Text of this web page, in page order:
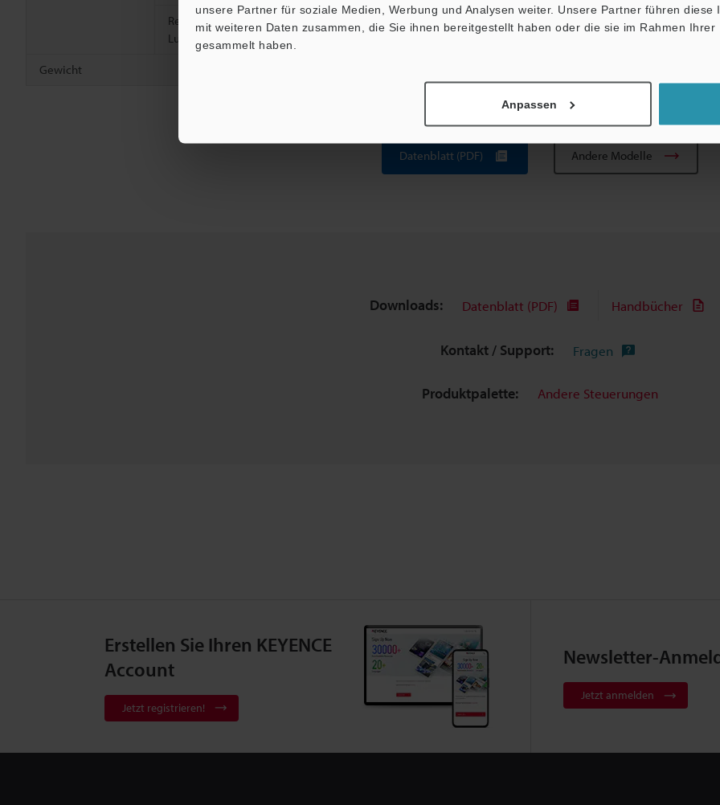
unsere Partner für soziale Medien, Werbung und Analysen weiter. Unsere Partner führen diese
mit weiteren Daten zusammen, die Sie ihnen bereitgestellt haben oder die sie im Rahmen Ihrer
gesammelt haben.
Anpassen
Relative
Luftfeuchtigkeit
35 bis 85 % RH (Keine Kondensation)
Gewicht
Datenblatt (PDF) Andere Modelle
Downloads: Datenblatt (PDF) Handbücher
Kontakt / Support: Fragen
Produktpalette: Andere Steuerungen
Erstellen Sie Ihren KEYENCE
Account
Jetzt registrieren!
Newsletter-
Jetzt anmelden